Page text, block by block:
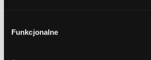
formy korzystania z plików cookies.
zgody
Funkcjonalne
czerwiec 2025